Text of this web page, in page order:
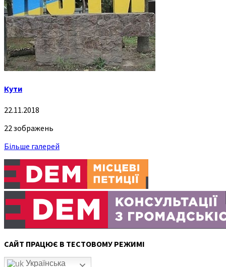
Кути
22.11.2018
22 зображень
Більше галерей
САЙТ ПРАЦЮЄ В ТЕСТОВОМУ РЕЖИМІ
Українська